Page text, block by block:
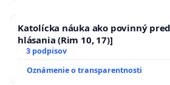
Katolícka náuka ako povinný
hlásania (Rim 10, 17)]
3 podpisov
Oznámenie o transparentnosti